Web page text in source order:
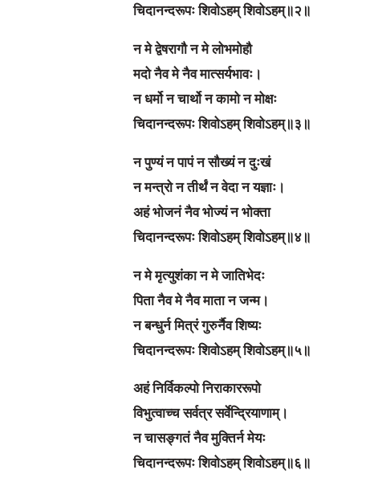
चिदानन्दरूपः शिवोऽहम् शिवोऽहम्॥२॥
न मे द्वेषरागौ न मे लोभमोहौ
मदो नैव मे नैव मात्सर्यभावः।
न धर्मो न चार्थो न कामो न मोक्षः
चिदानन्दरूपः शिवोऽहम् शिवोऽहम्॥३॥
न पुण्यं न पापं न सौख्यं न दुःखं
न मन्त्रो न तीर्थं न वेदा न यज्ञाः।
अहं भोजनं नैव भोज्यं न भोक्ता
चिदानन्दरूपः शिवोऽहम् शिवोऽहम्॥४॥
न मे मृत्युशंका न मे जातिभेदः
पिता नैव मे नैव माता न जन्म।
न बन्धुर्न मित्रं गुरुर्नैव शिष्यः
चिदानन्दरूपः शिवोऽहम् शिवोऽहम्॥५॥
अहं निर्विकल्पो निराकाररूपो
विभुत्वाच्च सर्वत्र सर्वेन्द्रियाणाम्।
न चासङ्गतं नैव मुक्तिर्न मेयः
चिदानन्दरूपः शिवोऽहम् शिवोऽहम्॥६॥